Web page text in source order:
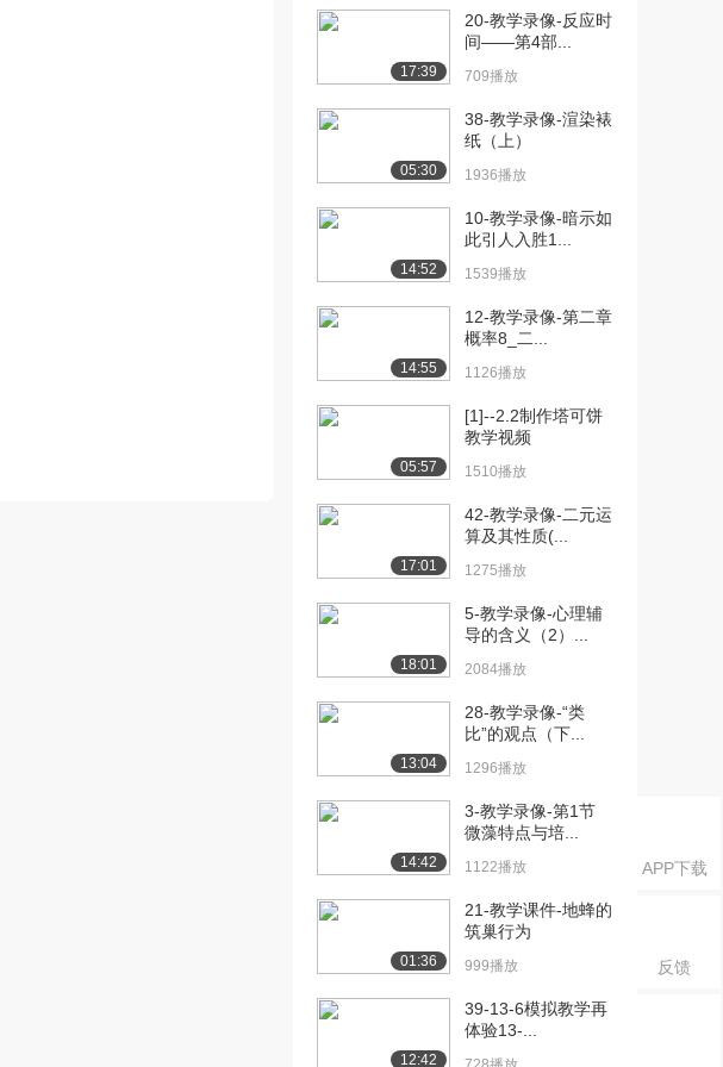
APP下载
反馈
2535播放
[11] 4-教学录像-檩条
（中）
[12] 4-教学录像-檩条
[13] 5-教学录像-墙梁
[14] 5-教学录像-墙梁
[15] 5-教学录像-墙梁
[16] 6-教学录像-轻型门式
刚架结构形式...
2543播放
[17] 6-教学录像-轻型门式
刚架结构形式...
1510播放
14:24
[18] 6-教学录像-轻型门式
14:19
[19] 7-教学录像-变截面刚
13:21
[20] 7-教学录像-变截面刚
13:26
[21] 7-教学录像-变截面刚
13:15
17:39
20-教学录像-反应时
间——第4部...
709播放
05:30
38-教学录像-渲染裱
纸（上）
1936播放
14:52
10-教学录像-暗示如
此引人入胜1...
1539播放
14:55
12-教学录像-第二章
概率8_二...
1126播放
05:57
[1]--2.2制作塔可饼
教学视频
1510播放
17:01
42-教学录像-二元运
算及其性质(...
1275播放
18:01
5-教学录像-心理辅
导的含义（2）...
2084播放
13:04
28-教学录像-“类
比”的观点（下...
1296播放
14:42
3-教学录像-第1节
微藻特点与培...
1122播放
01:36
21-教学课件-地蜂的
筑巢行为
999播放
12:42
39-13-6模拟教学再
体验13-...